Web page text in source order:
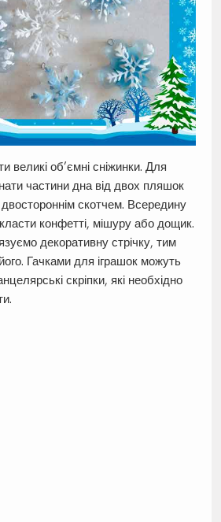
великі об’ємні сніжинки. Для
частини дна від двох пляшок
скотчем. Всередину
конфетті, мішуру або дощик.
декоративну стрічку, тим
Гачками для іграшок можуть
скріпки, які необхідно